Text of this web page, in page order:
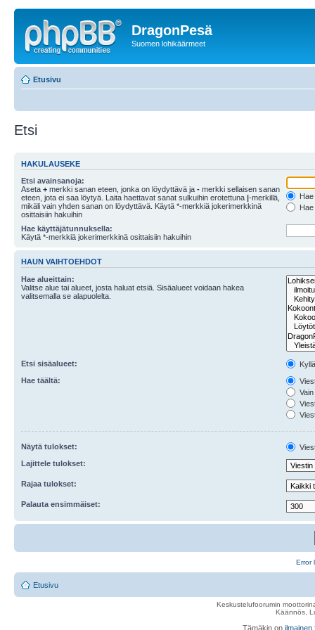
DragonPesä
Suomen lohikäärmeet
Etusivu
Etsi
HAKULAUSEKE
Etsi avainsanoja:
Aseta + merkki sanan eteen, jonka on löydyttävä ja - merkki sellaisen sanan
eteen, jota ei saa löytyä. Laita haettavat sanat sulkuihin erotettuna |-merkillä,
mikäli vain yhden sanan on löydyttävä. Käytä *-merkkiä jokerimerkkinä
osittaisiin hakuihin
Hae käyttäjätunnuksella:
Käytä *-merkkiä jokerimerkkinä osittaisiin hakuihin
HAUN VAIHTOEHDOT
Hae alueittain:
Valitse alue tai alueet, josta haluat etsiä. Sisäalueet voidaan hakea
valitsemalla se alapuolelta.
Etsi sisäalueet:
Hae täältä:
Näytä tulokset:
Lajittele tulokset:
Rajaa tulokset:
Palauta ensimmäiset:
Error
Etusivu
Keskustelufoorumin
Käännös,
Tämäkin on ilmainen